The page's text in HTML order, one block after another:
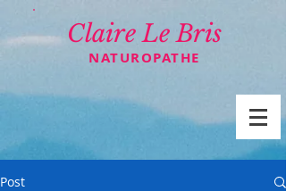
Claire Le Bris
NATUROPATHE
Post